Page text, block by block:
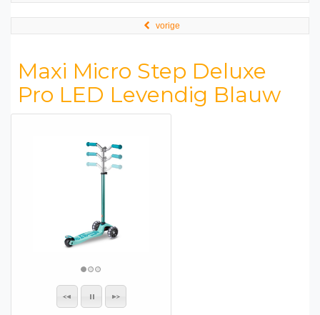
vorige
Maxi Micro Step Deluxe
Pro LED Levendig Blauw